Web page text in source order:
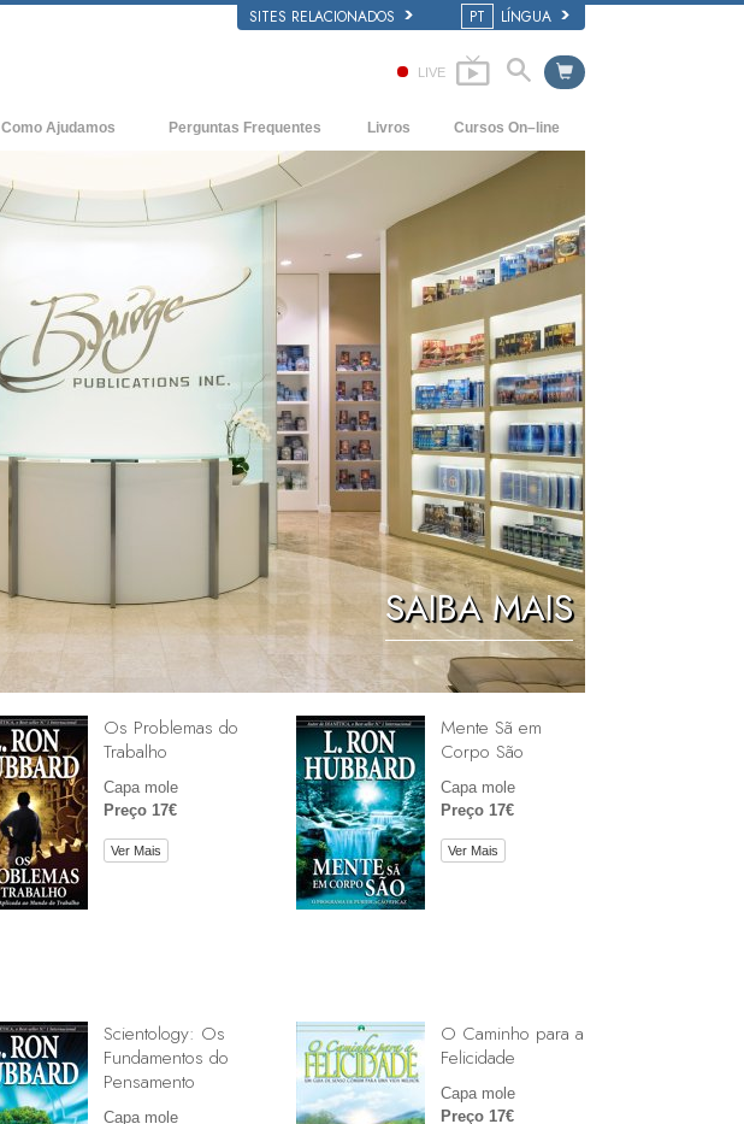
SITES RELACIONADOS PT LÍNGUA
LIVE
Como Ajudamos Perguntas Frequentes
Antecedentes e Princípios Básicos
Dentro duma Igreja
A Organização de Scientology
Livros
Livros para Principiantes
Audiolivros
Conferências Introdutórias
Cursos On–line
COMO RESOLVER CONFLITOS
As Dinâmicas da Existência
Os Componentes da Compreensão
Soluções para um Ambiente Perigoso
Ajudas para Doenças e Lesões
Integridade e Honestidade
Casamento
A Escala de Tom Emocional
Respostas às Drogas
Ferramentas para o Local de Trabalho
A Ética e as Condições
A Causa da Supressão
Investigações
Básicos de Organizar
Fundamentos das Relações Públicas
Metas e Objectivos
SAIBA MAIS
Os Problemas do
Trabalho
Capa mole
Preço 17€
Ver Mais
Mente Sã em
Corpo São
Capa mole
Preço 17€
Ver Mais
Scientology: Os
Fundamentos do
Pensamento
Capa mole
O Caminho para a
Felicidade
Capa mole
Preço 17€